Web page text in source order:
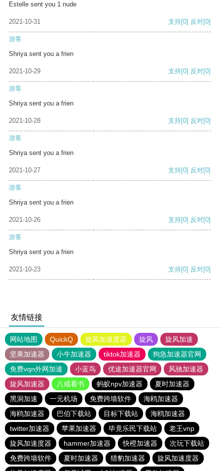
Estelle sent you 1 nude
2021-10-31 支持[0] 反对[0]
游客
Shriya sent you a frien
2021-10-29 支持[0] 反对[0]
游客
Shriya sent you a frien
2021-10-28 支持[0] 反对[0]
游客
Shriya sent you a frien
2021-10-27 支持[0] 反对[0]
游客
Shriya sent you a frien
2021-10-26 支持[0] 反对[0]
游客
Shriya sent you a frien
2021-10-23 支持[0] 反对[0]
友情链接
网站地图 QuickQ 旋风加速度器 旋风
旋风加速
坚果加速器
小牛加速器 tiktok加速器
狗急加速器官网
免费vqn外网加速
小蓝鸟 优途加速器官网
风驰加速器
旋风加速器
八戒看书 蚂蚁npv加速器
夏时加速器
黑洞加速
一元机场 免费跨墙软件
海鸥加速器
海鸥加速器
巴伯下载站 目标下载站
海鸥加速器
twitter加速器
苹果加速器 毕竟乐民下载站
老王vnp
旋风加速度器
hammer加速器 快橙加速器
次玩下载站
免费跨墙软件
夏时加速器 猎豹加速器
旋风加速度器